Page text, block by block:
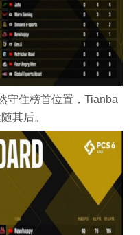
守住榜首位置，Tianba
其后。